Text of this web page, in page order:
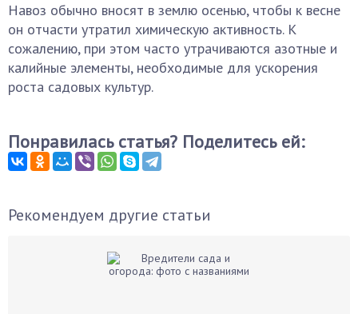
Навоз обычно вносят в землю осенью, чтобы к весне
он отчасти утратил химическую активность. К
сожалению, при этом часто утрачиваются азотные и
калийные элементы, необходимые для ускорения
роста садовых культур.
Понравилась статья? Поделитесь ей:
Рекомендуем другие статьи